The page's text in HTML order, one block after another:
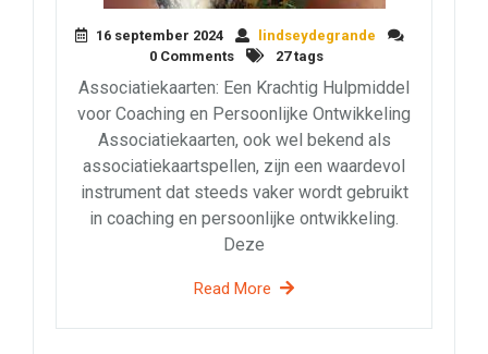
16 september 2024
lindseydegrande
0 Comments
27 tags
Associatiekaarten: Een Krachtig Hulpmiddel
voor Coaching en Persoonlijke Ontwikkeling
Associatiekaarten, ook wel bekend als
associatiekaartspellen, zijn een waardevol
instrument dat steeds vaker wordt gebruikt
in coaching en persoonlijke ontwikkeling.
Deze
Read More